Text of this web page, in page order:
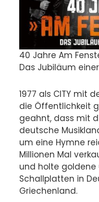
40 Jahre Am
Das Jubiläum
1977 als CITY mit
die Öffentlichkeit
geahnt, dass mit
deutsche
um eine Hymne
Millionen Mal
und holte goldene
Schallplatten in
Griechenland.